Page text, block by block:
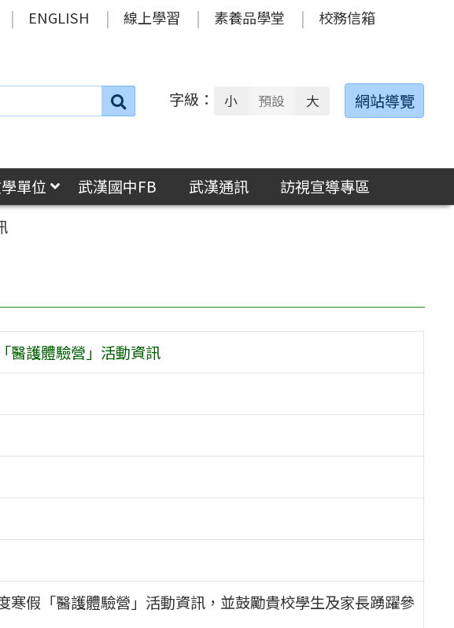
ENGLISH 線上學習 素養品學堂 校務信箱
搜
字級： 小 預設 大 網站導覽
單位 武漢國中FB 武漢通訊
訪視宣導專區
醫護體驗營」活動資訊
寒假「醫護體驗營」活動資訊，並鼓勵貴校學生及家長踴躍參